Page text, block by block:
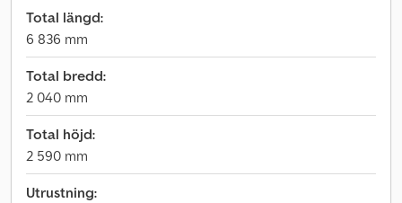
Total längd:
6 836 mm
Total bredd:
2 040 mm
Total höjd:
2 590 mm
Utrustning: